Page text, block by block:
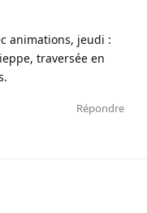
animations, jeudi :
traversée en
Répondre